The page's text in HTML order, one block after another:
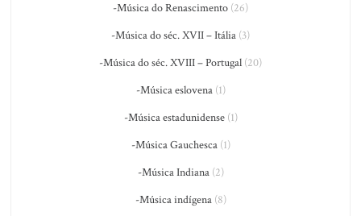
-Música do Renascimento (26)
-Música do séc. XVII – Itália (3)
-Música do séc. XVIII – Portugal (20)
-Música eslovena(1)
-Música estadunidense(1)
-Música Gauchesca(1)
-Música Indiana(2)
-Música indígena(8)